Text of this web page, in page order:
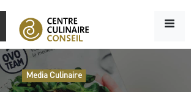
Media Culinaire